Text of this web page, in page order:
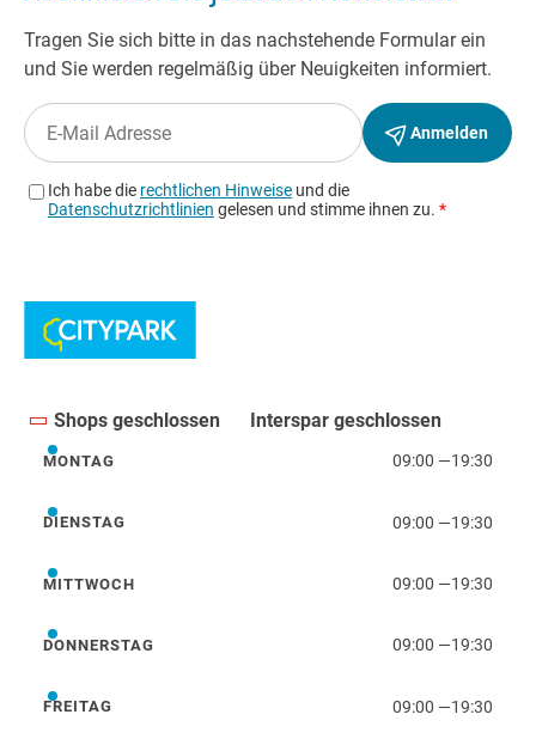
Shops geschlossen Interspar geschlossen
Montag
MONTAG 09:00 —19:30
Dienstag
DIENSTAG 09:00 —19:30
Mittwoch
MITTWOCH 09:00 —19:30
Donnerstag
DONNERSTAG 09:00 —19:30
Freitag
FREITAG 09:00 —19:30